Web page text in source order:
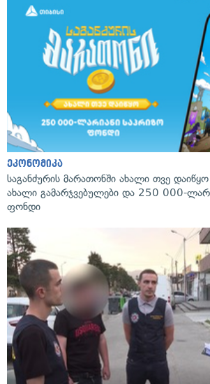
ეკონომიკა
საგანძურის მარათონში ახალი თვე
ახალი გამარჯვებულები და 250 000-
ფონდი